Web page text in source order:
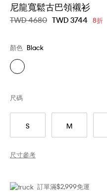
尼龍寬鬆古巴領襯衫
價格扣減從
TWD 4680 至
TWD 3744 8折
顏色 Black
S M
尺碼
尺寸參考
訂單滿$2,999免運